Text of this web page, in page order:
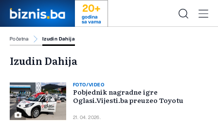
20+
godina
sa vama
Početna Izudin Dahija
Izudin Dahija
FOTO/VIDEO
Pobjednik nagradne igre
Oglasi.Vijesti.ba preuzeo Toyotu
21. 04. 2026.